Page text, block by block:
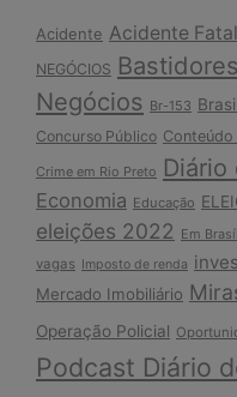
Acidente Acidente Fatal
NEGÓCIOS
Negócios Br-153
Concurso Público
Crime em Rio Preto Diário
Economia Educação
eleições 2022 Em
vagas
Imposto de renda
Mercado Imobiliário
Operação Policial
Podcast Diário